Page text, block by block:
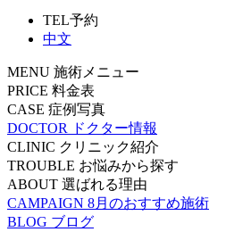
TEL予約
中文
MENU 施術メニュー
PRICE 料金表
CASE 症例写真
DOCTOR
ドクター情報
CLINIC クリニック紹介
TROUBLE お悩みから探す
ABOUT 選ばれる理由
CAMPAIGN 8月のおすすめ施術
BLOG ブログ